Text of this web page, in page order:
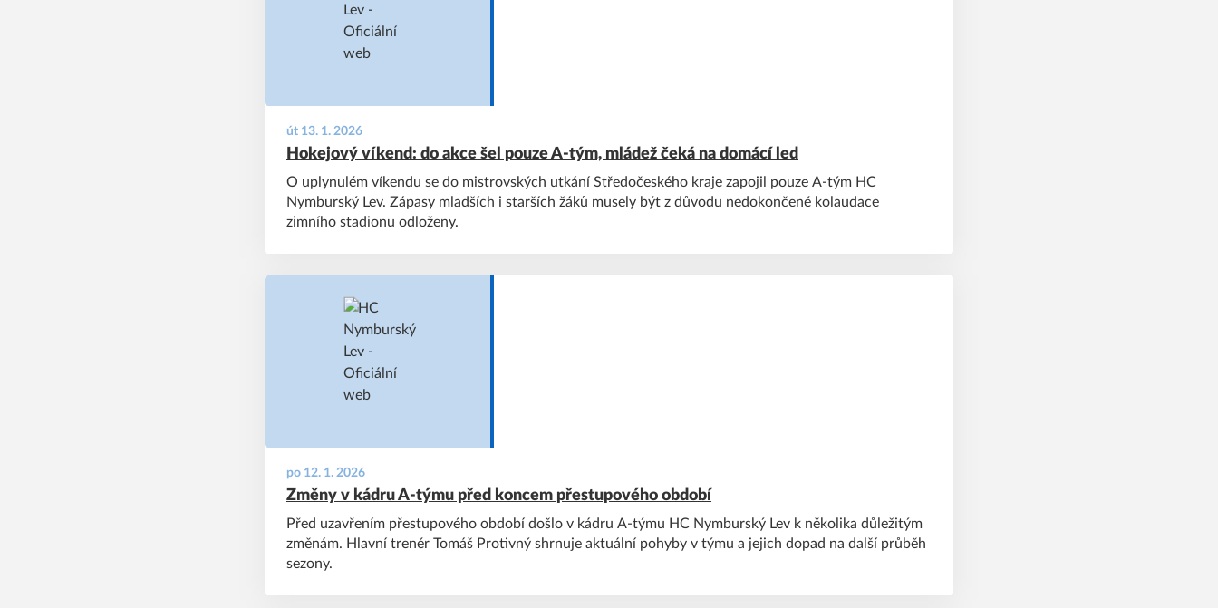
út 13. 1. 2026
Hokejový víkend: do akce šel pouze A-tým, mládež čeká na domácí led
O uplynulém víkendu se do mistrovských utkání Středočeského kraje zapojil pouze A-tým HC
Nymburský Lev. Zápasy mladších i starších žáků musely být z důvodu nedokončené kolaudace
zimního stadionu odloženy.
po 12. 1. 2026
Změny v kádru A-týmu před koncem přestupového období
Před uzavřením přestupového období došlo v kádru A-týmu HC Nymburský Lev k několika důležitým
změnám. Hlavní trenér Tomáš Protivný shrnuje aktuální pohyby v týmu a jejich dopad na další průběh
sezony.